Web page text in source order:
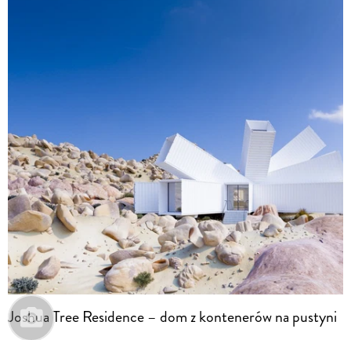
Joshua Tree Residence – dom z kontenerów na pustyni